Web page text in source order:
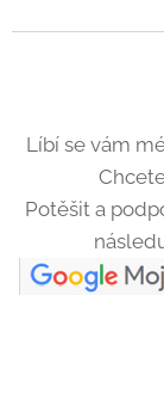
Líbí se vám
Potěšit a